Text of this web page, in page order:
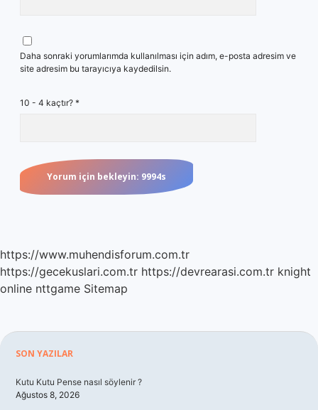
Daha sonraki yorumlarımda kullanılması için adım, e-posta adresim ve
site adresim bu tarayıcıya kaydedilsin.
10 - 4 kaçtır? *
https://www.muhendisforum.com.tr
https://gecekuslari.com.tr https://devrearasi.com.tr knight
online nttgame Sitemap
Sidebar
SON YAZILAR
Kutu Kutu Pense nasıl söylenir ?
Ağustos 8, 2026